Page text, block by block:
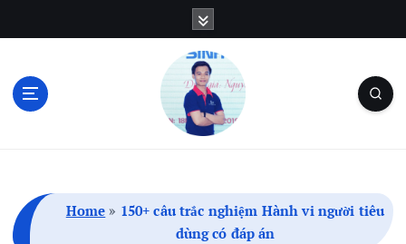
Home » 150+ câu trắc nghiệm Hành vi người tiêu
dùng có đáp án